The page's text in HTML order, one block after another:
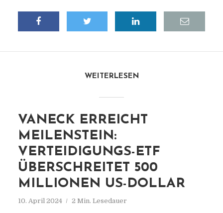
WEITERLESEN
VANECK ERREICHT
MEILENSTEIN:
VERTEIDIGUNGS-ETF
ÜBERSCHREITET 500
MILLIONEN US-DOLLAR
10. April 2024 2 Min. Lesedauer